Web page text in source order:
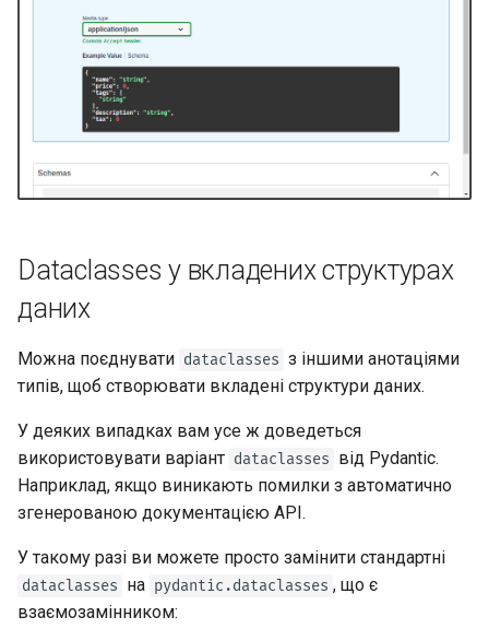
Dataclasses у вкладених структурах
даних
Можна поєднувати dataclasses з іншими анотаціями
типів, щоб створювати вкладені структури даних.
У деяких випадках вам усе ж доведеться
використовувати варіант dataclasses від Pydantic.
Наприклад, якщо виникають помилки з автоматично
згенерованою документацією API.
У такому разі ви можете просто замінити стандартні
dataclasses на pydantic.dataclasses , що є
взаємозамінником: